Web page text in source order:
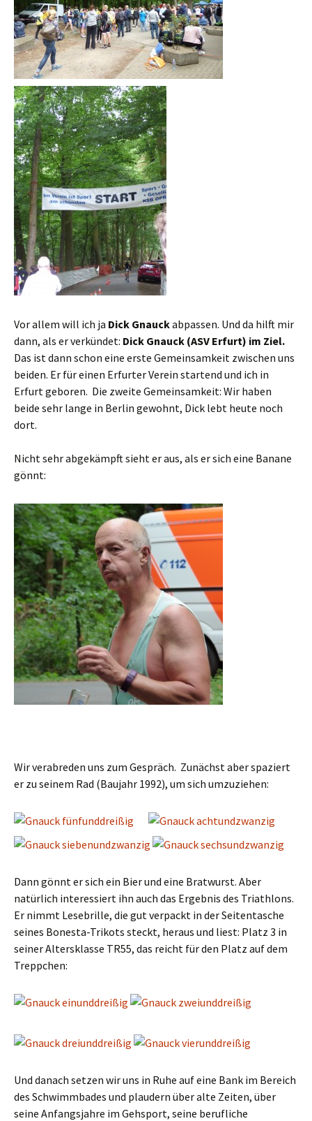
Vor allem will ich ja Dick Gnauckabpassen. Und da hilft mir
dann, als er verkündet: Dick Gnauck (ASV Erfurt) im Ziel.
Das ist dann schon eine erste Gemeinsamkeit zwischen uns
beiden. Er für einen Erfurter Verein startend und ich in
Erfurt geboren. Die zweite Gemeinsamkeit: Wir haben
beide sehr lange in Berlin gewohnt, Dick lebt heute noch
dort.
Nicht sehr abgekämpft sieht er aus, als er sich eine Banane
gönnt:
Wir verabreden uns zum Gespräch. Zunächst aber spaziert
er zu seinem Rad (Baujahr 1992), um sich umzuziehen:
Dann gönnt er sich ein Bier und eine Bratwurst. Aber
natürlich interessiert ihn auch das Ergebnis des Triathlons.
Er nimmt Lesebrille, die gut verpackt in der Seitentasche
seines Bonesta-Trikots steckt, heraus und liest: Platz 3 in
seiner Altersklasse TR55, das reicht für den Platz auf dem
Treppchen:
Und danach setzen wir uns in Ruhe auf eine Bank im Bereich
des Schwimmbades und plaudern über alte Zeiten, über
seine Anfangsjahre im Gehsport, seine berufliche